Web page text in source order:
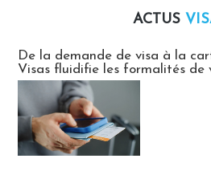
ACTUS
De la demande de visa à la
Visas fluidifie les formalités de